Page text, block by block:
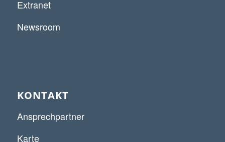
Extranet
Newsroom
KONTAKT
Ansprechpartner
Karte